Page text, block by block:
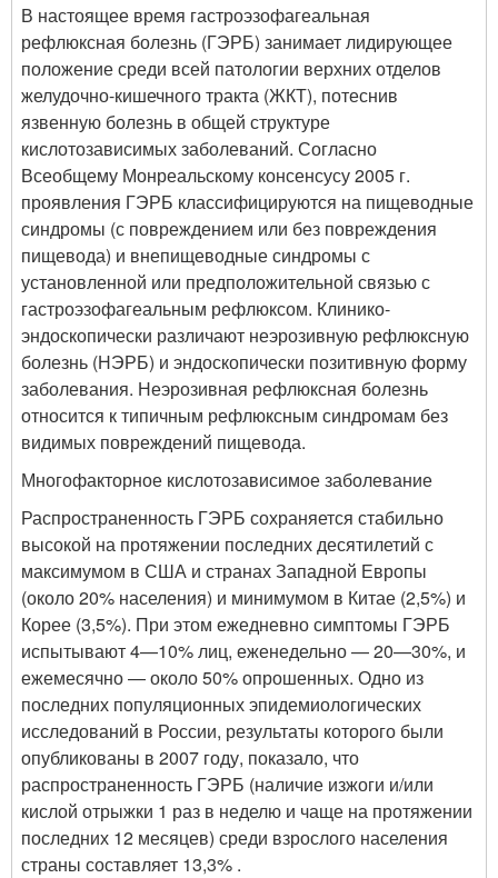
В настоящее время гастроэзофагеальная
рефлюксная болезнь (ГЭРБ) занимает лидирующее
положение среди всей патологии верхних отделов
желудочно-кишечного тракта (ЖКТ), потеснив
язвенную болезнь в общей структуре
кислотозависимых заболеваний. Согласно
Всеобщему Монреальскому консенсусу 2005 г.
проявления ГЭРБ классифицируются на пищеводные
синдромы (с повреждением или без повреждения
пищевода) и внепищеводные синдромы с
установленной или предположительной связью с
гастроэзофагеальным рефлюксом. Клинико-
эндоскопически различают неэрозивную рефлюксную
болезнь (НЭРБ) и эндоскопически позитивную форму
заболевания. Неэрозивная рефлюксная болезнь
относится к типичным рефлюксным синдромам без
видимых повреждений пищевода.
Многофакторное кислотозависимое заболевание
Распространенность ГЭРБ сохраняется стабильно
высокой на протяжении последних десятилетий с
максимумом в США и странах Западной Европы
(около 20% населения) и минимумом в Китае (2,5%) и
Корее (3,5%). При этом ежедневно симптомы ГЭРБ
испытывают 4—10% лиц, еженедельно — 20—30%, и
ежемесячно — около 50% опрошенных. Одно из
последних популяционных эпидемиологических
исследований в России, результаты которого были
опубликованы в 2007 году, показало, что
распространенность ГЭРБ (наличие изжоги и/или
кислой отрыжки 1 раз в неделю и чаще на протяжении
последних 12 месяцев) среди взрослого населения
страны составляет 13,3% .